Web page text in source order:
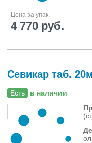
Цена за упак.
4 770 руб.
Севикар таб.
Есть в наличии